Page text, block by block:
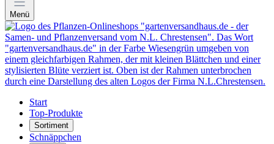
Menü
Start
Top-Produkte
Sortiment
Schnäppchen